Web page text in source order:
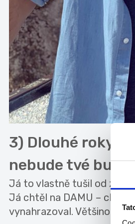
3) Dlouhé roky
nebude tvé
Já to vlastně tušil od
Já chtěl na DAMU – chtěl
vynahrazoval. Většinou